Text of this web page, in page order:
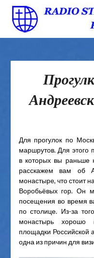
Для прогулок по
маршрутов. Для этого
в которых вы раньше
расскажем вам об
монастыре, что стоит
Воробьёвых гор. Он
посещения во время
по столице. Из-за
монастырь хорошо
площадки Российской
одна из причин для